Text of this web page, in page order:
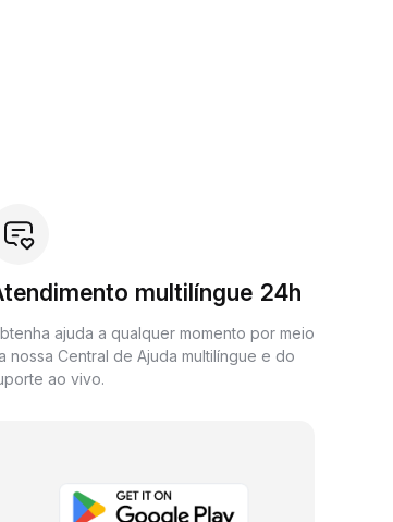
multilíngue 24h
ajuda a qualquer momento por meio
nossa Central de Ajuda multilíngue e do
ao vivo.